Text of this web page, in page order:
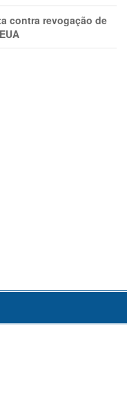
contra revogação de